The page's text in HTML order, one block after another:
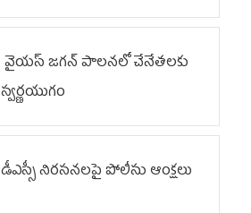
వైయ‌స్ జగన్ పాలనలో చేనేతలకు
స్వర్ణయుగం
డీఎస్సీ నిరసనలపై పోలీసు ఆంక్షలు